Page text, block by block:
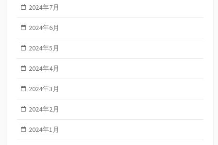
2024年7月
2024年6月
2024年5月
2024年4月
2024年3月
2024年2月
2024年1月